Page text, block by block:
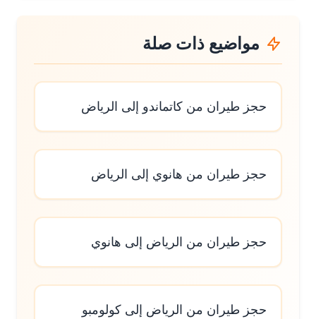
مواضيع ذات صلة
حجز طيران من كاتماندو إلى الرياض
حجز طيران من هانوي إلى الرياض
حجز طيران من الرياض إلى هانوي
حجز طيران من الرياض إلى كولومبو